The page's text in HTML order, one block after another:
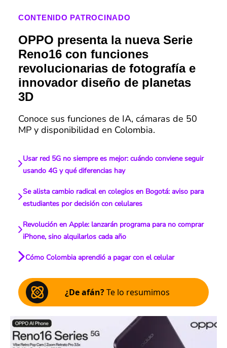
CONTENIDO PATROCINADO
OPPO presenta la nueva Serie
Reno16 con funciones
revolucionarias de fotografía e
innovador diseño de planetas
3D
Conoce sus funciones de IA, cámaras de 50
MP y disponibilidad en Colombia.
Usar red 5G no siempre es mejor: cuándo conviene seguir
usando 4G y qué diferencias hay
Se alista cambio radical en colegios en Bogotá: aviso para
estudiantes por decisión con celulares
Revolución en Apple: lanzarán programa para no comprar
iPhone, sino alquilarlos cada año
Cómo Colombia aprendió a pagar con el celular
¿De afán?Te lo resumimos